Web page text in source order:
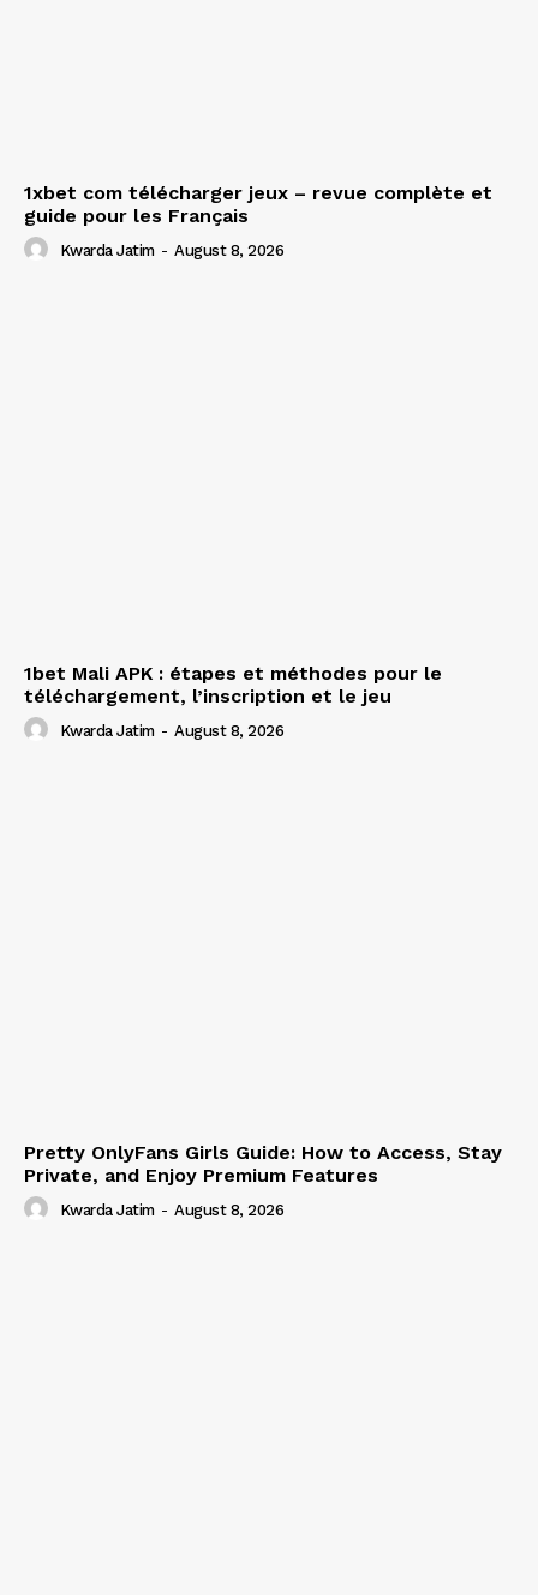
1xbet com télécharger jeux – revue complète et
guide pour les Français
Kwarda Jatim - August 8, 2026
1bet Mali APK : étapes et méthodes pour le
téléchargement, l’inscription et le jeu
Kwarda Jatim - August 8, 2026
Pretty OnlyFans Girls Guide: How to Access, Stay
Private, and Enjoy Premium Features
Kwarda Jatim - August 8, 2026